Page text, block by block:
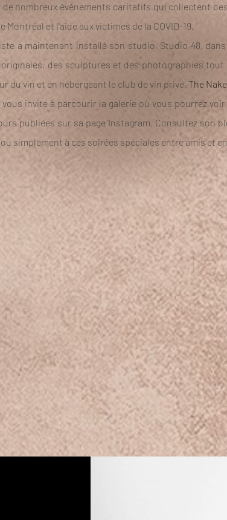
de nombreux événements caritatifs qui collectent
Montréal et l'aide aux victimes de la COVID-19.
a maintenant installé son studio, Studio 48,
des sculptures et des photographies
du vin et en hébergeant le club de vin privé, The
vous invite à parcourir la galerie où vous pourrez
publiées sur sa page Instagram. Consultez son
simplement à ces soirées spéciales entre amis et
nous essayons tous de donner un sens au nouvel
de modifier notre façon de penser et nos
fonctionne pour tous, partout dans le monde.
d'Abstract Birch dégage le sentiment d'être perdu et
mais il y a une lumière au bout, qui brille et nous
à The Other Art Fair | Brooklyn Online Studios
d'Art | Brooklyn, NY